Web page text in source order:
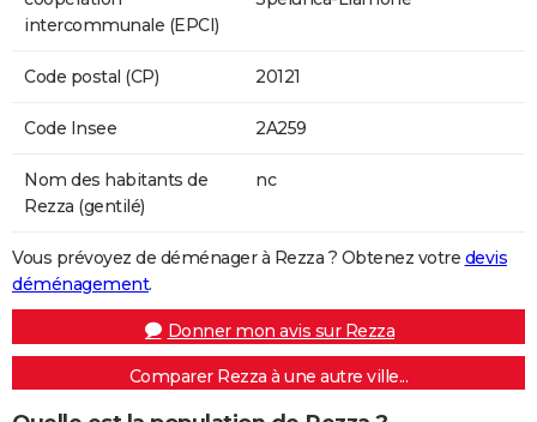
intercommunale (EPCI)
Code postal (CP) 20121
Code Insee 2A259
Nom des habitants de
Rezza (gentilé)
nc
Vous prévoyez de déménager à Rezza ? Obtenez votre devis
déménagement.
Donner mon avis sur Rezza
Comparer Rezza à une autre ville...